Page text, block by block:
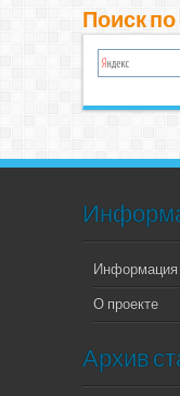
Поиск по
Информация
О проекте
Архив